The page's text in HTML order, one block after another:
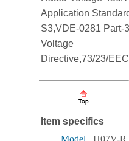
Application
S3,VDE-0281 Part-
Voltage
Directive,73/23/
Item specifics